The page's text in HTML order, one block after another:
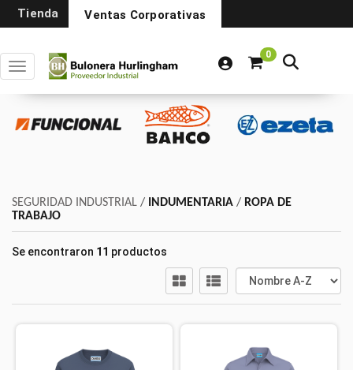
Tienda Ventas Corporativas
0
Toggle navigation
SEGURIDAD INDUSTRIAL / INDUMENTARIA / ROPA DE
TRABAJO
Se encontraron 11 productos